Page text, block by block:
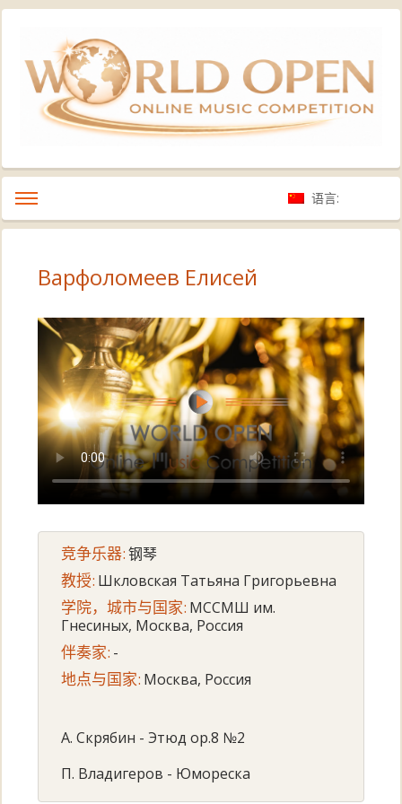
语言:
Варфоломеев Елисей
竞争乐器:钢琴
教授: Шкловская Татьяна Григорьевна
学院，城市与国家: МССМШ им.
Гнесиных, Москва, Россия
伴奏家: -
地点与国家: Москва, Россия
А. Скрябин - Этюд ор.8 №2
П. Владигеров - Юмореска